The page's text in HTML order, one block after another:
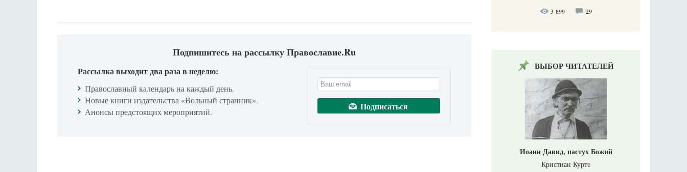
Подпишитесь на рассылку Православие.Ru
Рассылка выходит два раза в неделю:
Православный календарь на каждый день.
Новые книги издательства «Вольный странник».
Анонсы предстоящих мероприятий.
3 899 29
ВЫБОР ЧИТАТЕЛЕЙ
Иоанн Давид, пастух Божий
Кристиан Курте